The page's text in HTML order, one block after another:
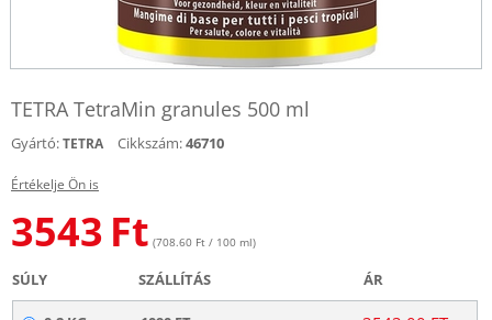
TETRA TetraMin granules 500 ml
Gyártó:TETRA Cikkszám:46710
Értékelje Ön is
3543 Ft (708.60 Ft / 100 ml)
SÚLY SZÁLLÍTÁS ÁR